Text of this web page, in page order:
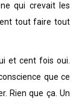
qui crevait les
tout faire tout
et cent fois oui.
que ce
Rien que ça. Un